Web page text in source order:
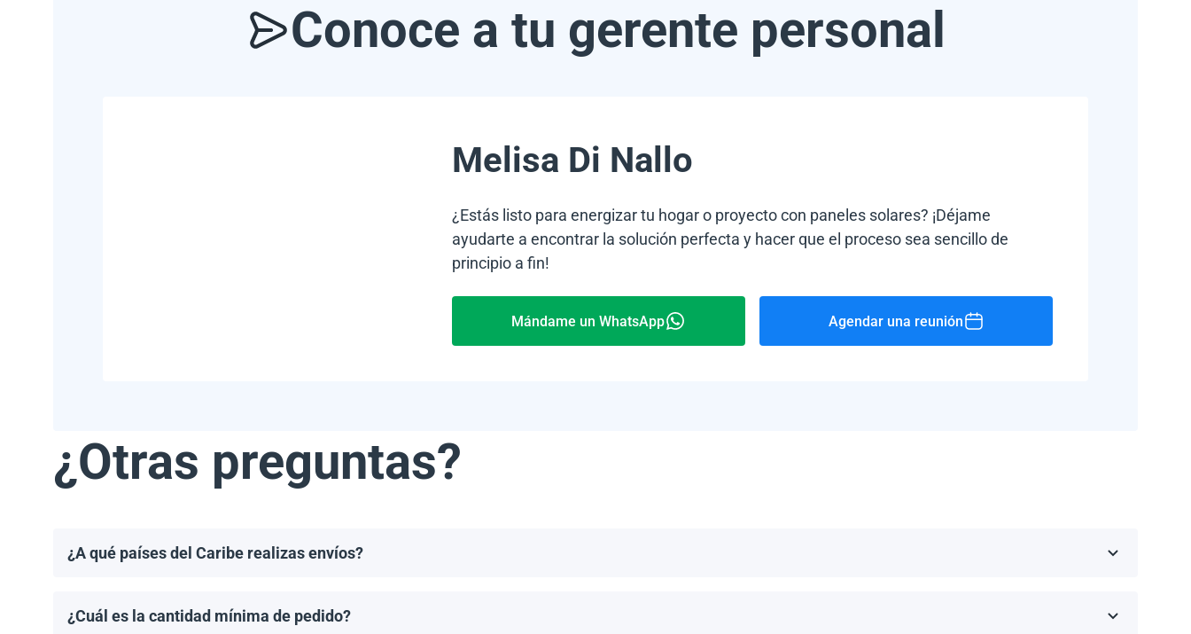
Conoce a tu gerente personal
Melisa Di Nallo
¿Estás listo para energizar tu hogar o proyecto con paneles solares? ¡Déjame
ayudarte a encontrar la solución perfecta y hacer que el proceso sea sencillo de
principio a fin!
Mándame un WhatsApp Agendar una reunión
¿Otras preguntas?
¿A qué países del Caribe realizas envíos?
¿Cuál es la cantidad mínima de pedido?